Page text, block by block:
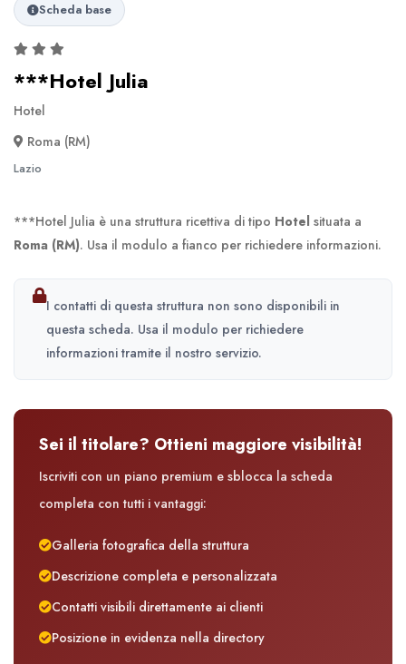
Scheda base
***Hotel Julia
Hotel
Roma (RM)
Lazio
***Hotel Julia è una struttura ricettiva di tipo Hotel situata a
Roma (RM). Usa il modulo a fianco per richiedere informazioni.
I contatti di questa struttura non sono disponibili in
questa scheda. Usa il modulo per richiedere
informazioni tramite il nostro servizio.
Sei il titolare? Ottieni maggiore visibilità!
Iscriviti con un piano premium e sblocca la scheda
completa con tutti i vantaggi:
Galleria fotografica della struttura
Descrizione completa e personalizzata
Contatti visibili direttamente ai clienti
Posizione in evidenza nella directory